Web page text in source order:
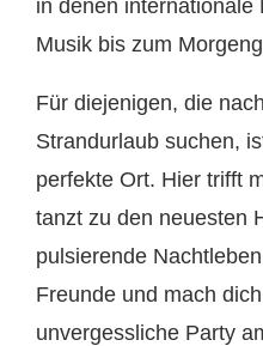
in denen internationale
Musik bis zum
Für diejenigen, die
Strandurlaub suchen,
perfekte Ort. Hier trifft
tanzt zu den neuesten
pulsierende
Freunde und mach
unvergessliche Party